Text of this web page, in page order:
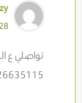
28 مايو 2022 الساعة 9:23 مساءً
تواصلي ع